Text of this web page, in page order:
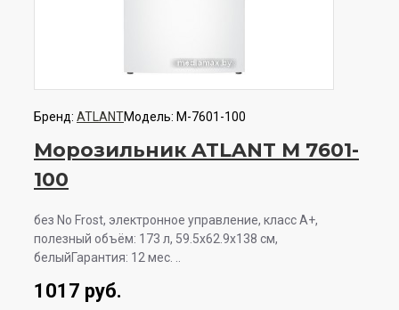
Бренд: ATLANTМодель: М-7601-100
Морозильник ATLANT М 7601-
100
без No Frost, электронное управление, класс A+,
полезный объём: 173 л, 59.5x62.9x138 см,
белыйГарантия: 12 мес. ..
1017 руб.